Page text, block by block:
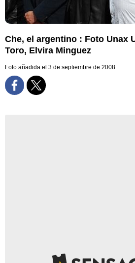
Che, el argentino : Foto Unax
Toro, Elvira Minguez
Foto añadida el 3 de septiembre de 2008